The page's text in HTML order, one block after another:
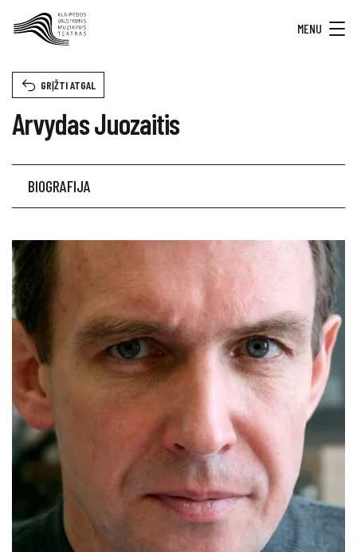
MENU
Arvydas Juozaitis
GRĮŽTI ATGAL
BIOGRAFIJA